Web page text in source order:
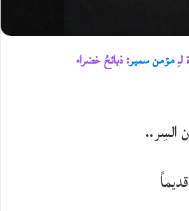
لـِمؤمن سمير: ذبائحُ خضراء
السِر..